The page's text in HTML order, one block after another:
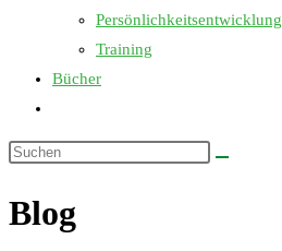
Persönlichkeitsentwicklung
Training
Bücher
umschalten
Diese
durchsuchen
Blog